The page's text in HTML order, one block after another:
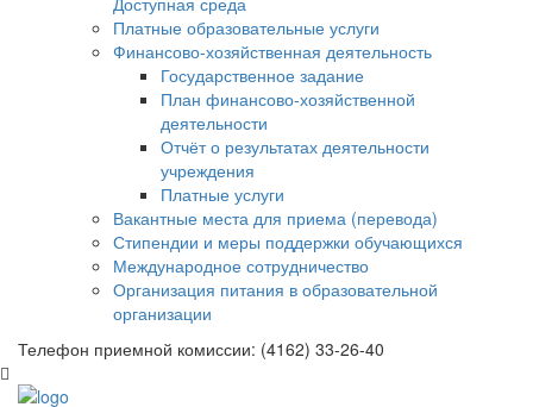
Платные образовательные услуги
Финансово-хозяйственная деятельность
Государственное задание
План финансово-хозяйственной
деятельности
Отчёт о результатах деятельности
учреждения
Платные услуги
Вакантные места для приема (перевода)
Стипендии и меры поддержки обучающихся
Международное сотрудничество
Организация питания в образовательной
организации
Телефон приемной комиссии: (4162) 33-26-40